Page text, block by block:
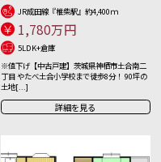
JR成田線『椎柴駅』約4,400ｍ
1,780万円
5LDK+倉庫
※値下げ【中古戸建】茨城県神栖市土合南二
丁目 やたべ土合小学校まで徒歩8分！ 90坪の
土地[...]
詳細を見る